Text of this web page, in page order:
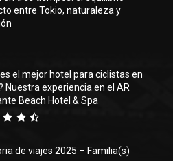
entre Tokio, naturaleza y
el mejor hotel para ciclistas en
Nuestra experiencia en el AR
Beach Hotel & Spa
de viajes 2025 – Familia(s)